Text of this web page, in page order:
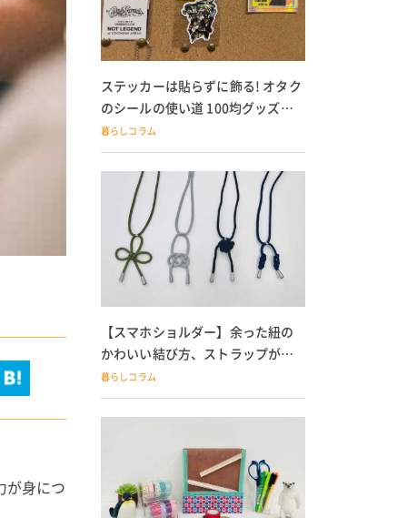
が身につ
ステッカーは貼らずに飾る! オタク
のシールの使い道 100均グッズで
の飾り方も
暮らしコラム
【スマホショルダー】余った紐の
かわいい結び方、ストラップが落
ちる人必見
暮らしコラム